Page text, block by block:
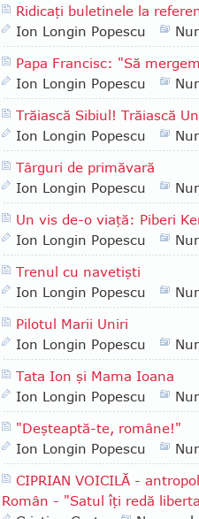
Ridicaţi buletinele la
Ion Longin Popescu
Papa Francisc: "Să
Ion Longin Popescu
Trăiască Sibiul! Trăiască
Ion Longin Popescu
Târguri de primăvară
Ion Longin Popescu
Un vis de-o viaţă: Piberi
Ion Longin Popescu
Trenul cu navetişti
Ion Longin Popescu
Pilotul Marii Uniri
Ion Longin Popescu
Tata Ion şi Mama Ioana
Ion Longin Popescu
"Deşteaptă-te, române!"
Ion Longin Popescu
CIPRIAN VOICILĂ -
Român - "Satul îţi redă